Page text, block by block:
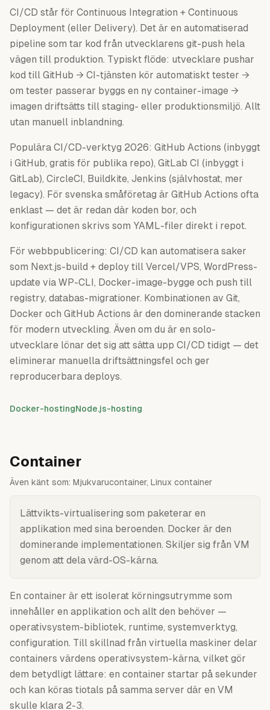
CI/CD står för Continuous Integration + Continuous
Deployment (eller Delivery). Det är en automatiserad
pipeline som tar kod från utvecklarens git-push hela
vägen till produktion. Typiskt flöde: utvecklare pushar
kod till GitHub → CI-tjänsten kör automatiskt tester →
om tester passerar byggs en ny container-image →
imagen driftsätts till staging- eller produktionsmiljö. Allt
utan manuell inblandning.
Populära CI/CD-verktyg 2026: GitHub Actions (inbyggt
i GitHub, gratis för publika repo), GitLab CI (inbyggt i
GitLab), CircleCI, Buildkite, Jenkins (självhostat, mer
legacy). För svenska småföretag är GitHub Actions ofta
enklast — det är redan där koden bor, och
konfigurationen skrivs som YAML-filer direkt i repot.
För webbpublicering: CI/CD kan automatisera saker
som Next.js-build + deploy till Vercel/VPS, WordPress-
update via WP-CLI, Docker-image-bygge och push till
registry, databas-migrationer. Kombinationen av Git,
Docker och GitHub Actions är den dominerande stacken
för modern utveckling. Även om du är en solo-
utvecklare lönar det sig att sätta upp CI/CD tidigt — det
eliminerar manuella driftsättningsfel och ger
reproducerbara deploys.
Docker-hostingNode.js-hosting
Container
Även känt som: Mjukvarucontainer, Linux container
Lättvikts-virtualisering som paketerar en
applikation med sina beroenden. Docker är den
dominerande implementationen. Skiljer sig från VM
genom att dela värd-OS-kärna.
En container är ett isolerat körningsutrymme som
innehåller en applikation och allt den behöver —
operativsystem-bibliotek, runtime, systemverktyg,
configuration. Till skillnad från virtuella maskiner delar
containers värdens operativsystem-kärna, vilket gör
dem betydligt lättare: en container startar på sekunder
och kan köras tiotals på samma server där en VM
skulle klara 2-3.